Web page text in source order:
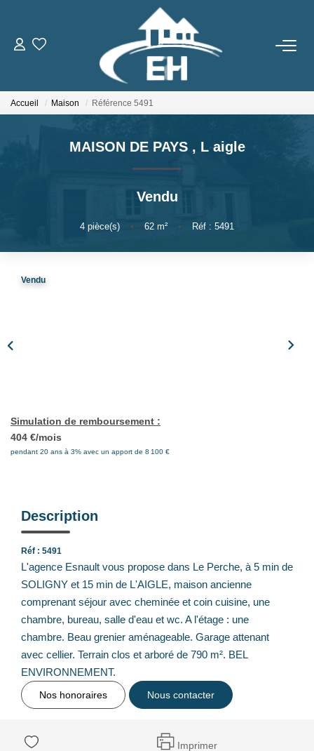
ACHETER
LOUER
Nos Biens
Gestion Locative
ESTIMER
CONTACT
EXTRANET
Accueil Maison Référence 5491
MAISON DE PAYS , L aigle
Vendu
4 pièce(s) • 62 m² • Réf : 5491
Vendu
Simulation de remboursement :
404 €/mois
pendant 20 ans à 3% avec un apport de 8 100 €
Description
Réf : 5491
L'agence Esnault vous propose dans Le Perche, à 5 min de
SOLIGNY et 15 min de L'AIGLE, maison ancienne
comprenant séjour avec cheminée et coin cuisine, une
chambre, bureau, salle d'eau et wc. A l'étage : une
chambre. Beau grenier aménageable. Garage attenant
avec cellier. Terrain clos et arboré de 790 m². BEL
ENVIRONNEMENT.
Nos honoraires Nous contacter
Imprimer